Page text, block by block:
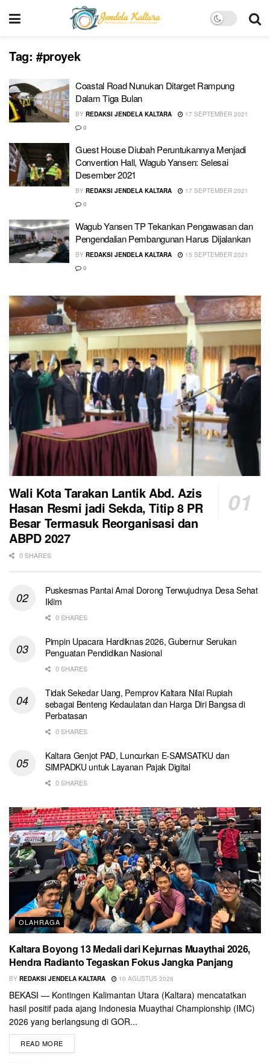
Tag: #proyek
Coastal Road Nunukan Ditarget Rampung
Dalam Tiga Bulan
BY REDAKSI JENDELA KALTARA
17 SEPTEMBER 2021
0
Guest House Diubah Peruntukannya Menjadi
Convention Hall, Wagub Yansen: Selesai
Desember 2021
BY REDAKSI JENDELA KALTARA
17 SEPTEMBER 2021
0
Wagub Yansen TP Tekankan Pengawasan dan
Pengendalian Pembangunan Harus Dijalankan
BY REDAKSI JENDELA KALTARA
15 SEPTEMBER 2021
0
Wali Kota Tarakan Lantik Abd. Azis
Hasan Resmi jadi Sekda, Titip 8 PR
Besar Termasuk Reorganisasi dan
ABPD 2027
0 SHARES
Puskesmas Pantai Amal Dorong Terwujudnya Desa Sehat
Iklim
0 SHARES
Pimpin Upacara Hardiknas 2026, Gubernur Serukan
Penguatan Pendidikan Nasional
0 SHARES
Tidak Sekedar Uang, Pemprov Kaltara Nilai Rupiah
sebagai Benteng Kedaulatan dan Harga Diri Bangsa di
Perbatasan
0 SHARES
Kaltara Genjot PAD, Luncurkan E-SAMSATKU dan
SIMPADKU untuk Layanan Pajak Digital
0 SHARES
OLAHRAGA
Kaltara Boyong 13 Medali dari Kejurnas Muaythai 2026,
Hendra Radianto Tegaskan Fokus Jangka Panjang
BY REDAKSI JENDELA KALTARA 10 AGUSTUS 2026
BEKASI — Kontingen Kalimantan Utara (Kaltara) mencatatkan
hasil positif pada ajang Indonesia Muaythai Championship (IMC)
2026 yang berlangsung di GOR...
READ MORE